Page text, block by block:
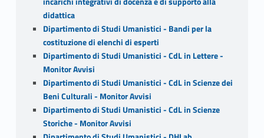
didattica
Dipartimento di Studi Umanistici - Bandi per la
costituzione di elenchi di esperti
Dipartimento di Studi Umanistici - CdL in Lettere -
Monitor Avvisi
Dipartimento di Studi Umanistici - CdL in Scienze dei
Beni Culturali - Monitor Avvisi
Dipartimento di Studi Umanistici - CdL in Scienze
Storiche - Monitor Avvisi